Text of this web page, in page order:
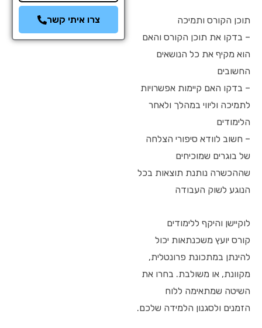
תוכן הקורס ותמיכה
– בדקו את תוכן הקורס והאם
הוא מקיף את כל הנושאים
החשובים
– בדקו האם קיימות אפשרויות
לתמיכה וליווי במהלך ולאחר
הלימודים
– חשוב לוודא סיפורי הצלחה
של בוגרים שמוכיחים
שההכשרה נותנת תוצאות בכל
הנוגע לשוק העבודה
לוקיישן והיקף ללימודים
קורס יועץ משכנתאות יכול
להינתן במתכונת פרונטלית,
מקוונת, או משולבת. בחרו את
השיטה שמתאימה ללוח
הזמנים ולסגנון הלמידה שלכם.
צרו איתי קשר